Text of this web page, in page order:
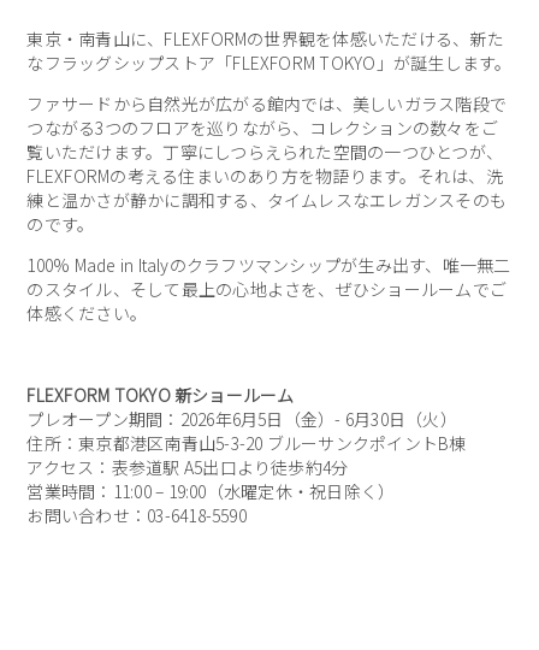
東京・南青山に、FLEXFORMの世界観を体感いただける、新た
なフラッグシップストア「FLEXFORM TOKYO」が誕生します。
ファサードから⾃然光が広がる館内では、美しいガラス階段で
つながる3つのフロアを巡りながら、コレクションの数々をご
覧いただけます。丁寧にしつらえられた空間の⼀つひとつが、
FLEXFORMの考える住まいのあり⽅を物語ります。それは、洗
練と温かさが静かに調和する、タイムレスなエレガンスそのも
のです。
100% Made in Italyのクラフツマンシップが⽣み出す、唯⼀無⼆
のスタイル、そして最上の⼼地よさを、ぜひショールームでご
体感ください。
FLEXFORM TOKYO 新ショールーム
プレオープン期間：2026年6月5日（金）- 6月30日（火）
住所：東京都港区南青山5-3-20 ブルーサンクポイントB棟
アクセス：表参道駅 A5出口より徒歩約4分
営業時間：11:00 – 19:00（水曜定休・祝日除く）
お問い合わせ：03-6418-5590